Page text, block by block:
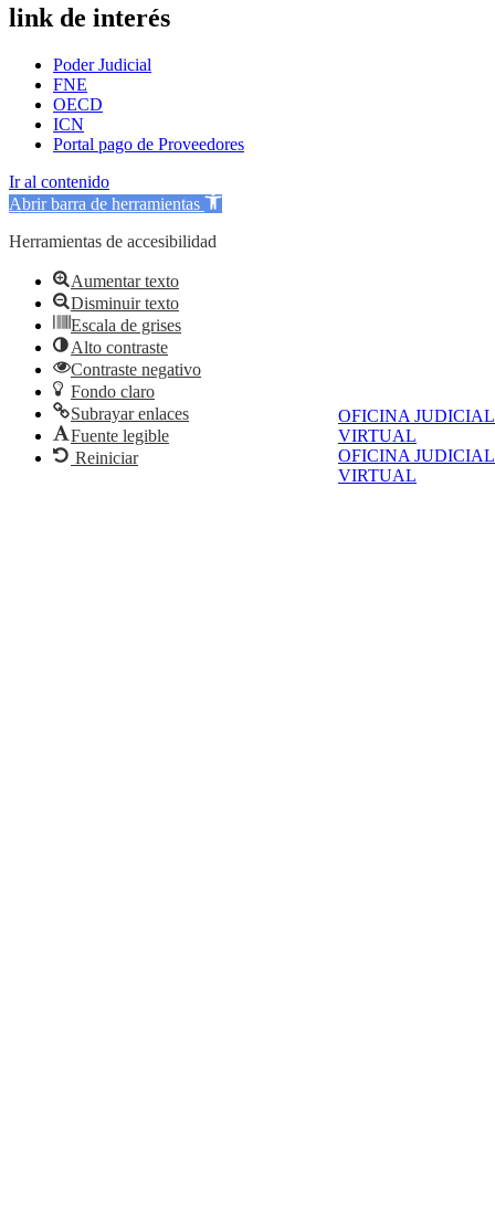
OFICINA JUDICIAL
VIRTUAL
OFICINA JUDICIAL
VIRTUAL
link de interés
Poder Judicial
FNE
OECD
ICN
Portal pago de Proveedores
Ir al contenido
Abrir barra de herramientas
Herramientas de accesibilidad
Aumentar texto
Disminuir texto
Escala de grises
Alto contraste
Contraste negativo
Fondo claro
Subrayar enlaces
Fuente legible
Reiniciar